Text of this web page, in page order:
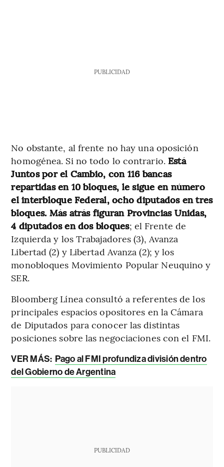
PUBLICIDAD
No obstante, al frente no hay una oposición
homogénea. Si no todo lo contrario. Está
Juntos por el Cambio, con 116 bancas
repartidas en 10 bloques, le sigue en número
el interbloque Federal, ocho diputados en tres
bloques. Más atrás figuran Provincias Unidas,
4 diputados en dos bloques; el Frente de
Izquierda y los Trabajadores (3), Avanza
Libertad (2) y Libertad Avanza (2); y los
monobloques Movimiento Popular Neuquino y
SER.
Bloomberg Línea consultó a referentes de los
principales espacios opositores en la Cámara
de Diputados para conocer las distintas
posiciones sobre las negociaciones con el FMI.
VER MÁS: Pago al FMI profundiza división dentro
del Gobierno de Argentina
PUBLICIDAD